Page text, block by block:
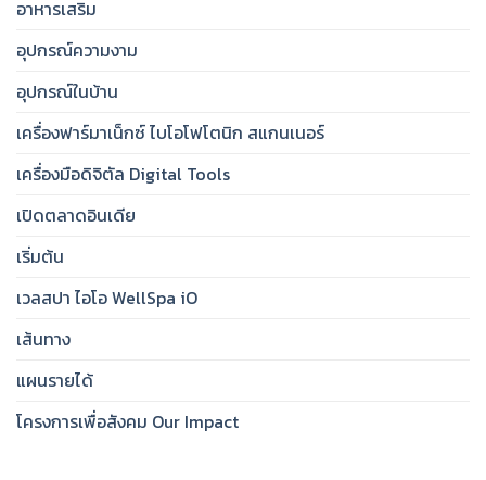
อาหารเสริม
อุปกรณ์ความงาม
อุปกรณ์ในบ้าน
เครื่องฟาร์มาเน็กซ์ ไบโอโฟโตนิก สแกนเนอร์
เครื่องมือดิจิตัล Digital Tools
เปิดตลาดอินเดีย
เริ่มต้น
เวลสปา ไอโอ WellSpa iO
เส้นทาง
แผนรายได้
โครงการเพื่อสังคม Our Impact